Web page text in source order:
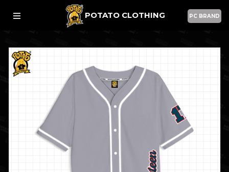
POTATO CLOTHING PC BRAND